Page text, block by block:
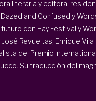
literaria y editora,
and Confused y
con Hay Festival y
Revueltas, Enrique Vila
del Premio
Su traducción del